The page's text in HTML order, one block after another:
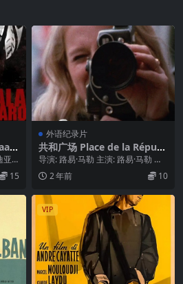
亚
15
外语纪录片
共和广场 Place de la Républ
ique (1974)
导演: 路易·马勒 主演: 路易·马勒 类
型: 纪录片 制片国家/地区: 法国 ...
2 年前 10
VIP